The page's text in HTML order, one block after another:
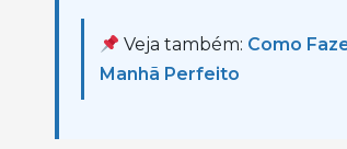
Veja também: Como
Manhã Perfeito